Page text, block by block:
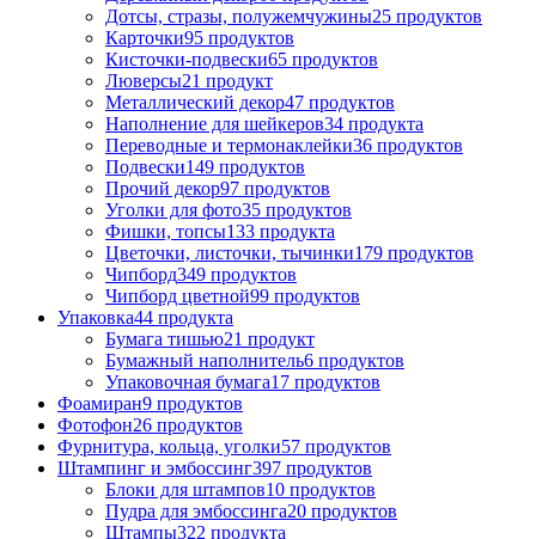
Дотсы, стразы, полужемчужины25 продуктов
Карточки95 продуктов
Кисточки-подвески65 продуктов
Люверсы21 продукт
Металлический декор47 продуктов
Наполнение для шейкеров34 продукта
Переводные и термонаклейки36 продуктов
Подвески149 продуктов
Прочий декор97 продуктов
Уголки для фото35 продуктов
Фишки, топсы133 продукта
Цветочки, листочки, тычинки179 продуктов
Чипборд349 продуктов
Чипборд цветной99 продуктов
Упаковка44 продукта
Бумага тишью21 продукт
Бумажный наполнитель6 продуктов
Упаковочная бумага17 продуктов
Фоамиран9 продуктов
Фотофон26 продуктов
Фурнитура, кольца, уголки57 продуктов
Штампинг и эмбоссинг397 продуктов
Блоки для штампов10 продуктов
Пудра для эмбоссинга20 продуктов
Штампы322 продукта